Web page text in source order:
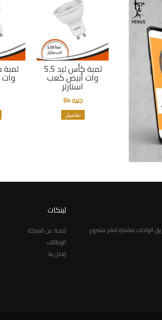
لمبة كأس ليد 5.5
وات أبيض كعب
استارتر
جنيه 84
تفاصيل
كعب
73
الواحات مباشرة امام مشروع
لينكات
لمحة عن الشركة
الوظائف
إتصل بنا